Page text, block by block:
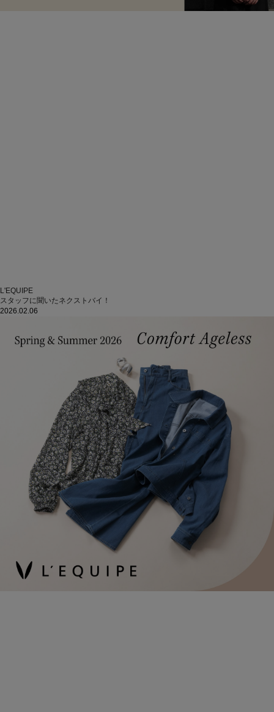
L'EQUIPE
スタッフに聞いたネクストバイ！
2026.02.06